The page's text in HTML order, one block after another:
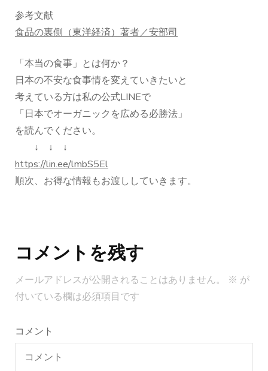
参考文献
食品の裏側（東洋経済）著者／安部司
「本当の食事」とは何か？
日本の不安な食事情を変えていきたいと
考えている方は私の公式LINEで
「日本でオーガニックを広める必勝法」
を読んでください。
↓ ↓ ↓
https://lin.ee/lmbS5El
順次、お得な情報もお渡ししていきます。
稿
ナ
ビ
ゲ
シ
ョ
ン
コメントを残す
メールアドレスが公開されることはありません。 ※ が
付いている欄は必須項目です
コメント